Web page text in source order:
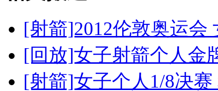
[射箭]2012伦敦奥运会
[回放]女子射箭个人金
[射箭]女子个人1/8决